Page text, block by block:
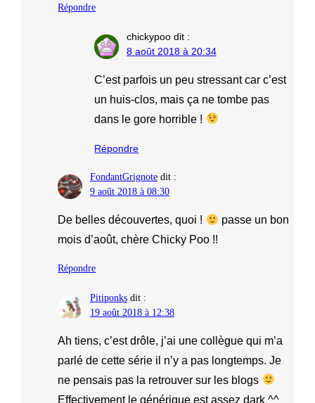
Répondre
chickypoo dit :
8 août 2018 à 20:34
C’est parfois un peu stressant car c’est
un huis-clos, mais ça ne tombe pas
dans le gore horrible !
Répondre
FondantGrignote dit :
9 août 2018 à 08:30
De belles découvertes, quoi !
passe un bon
mois d’août, chère Chicky Poo !!
Répondre
Pitiponks dit :
19 août 2018 à 12:38
Ah tiens, c’est drôle, j’ai une collègue qui m’a
parlé de cette série il n’y a pas longtemps. Je
ne pensais pas la retrouver sur les blogs
Effectivement le générique est assez dark ^^